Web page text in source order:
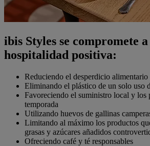
ibis Styles se compromete
hospitalidad positiva:
Reduciendo el desperdicio alimentario
Eliminando el plástico de un solo uso
Favoreciendo el suministro local y los
temporada
Utilizando huevos de gallinas
Limitando al máximo los productos
grasas y azúcares añadidos
Ofreciendo café y té responsables